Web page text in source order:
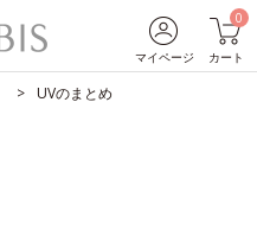
マイページ
0
カート
UVのまとめ